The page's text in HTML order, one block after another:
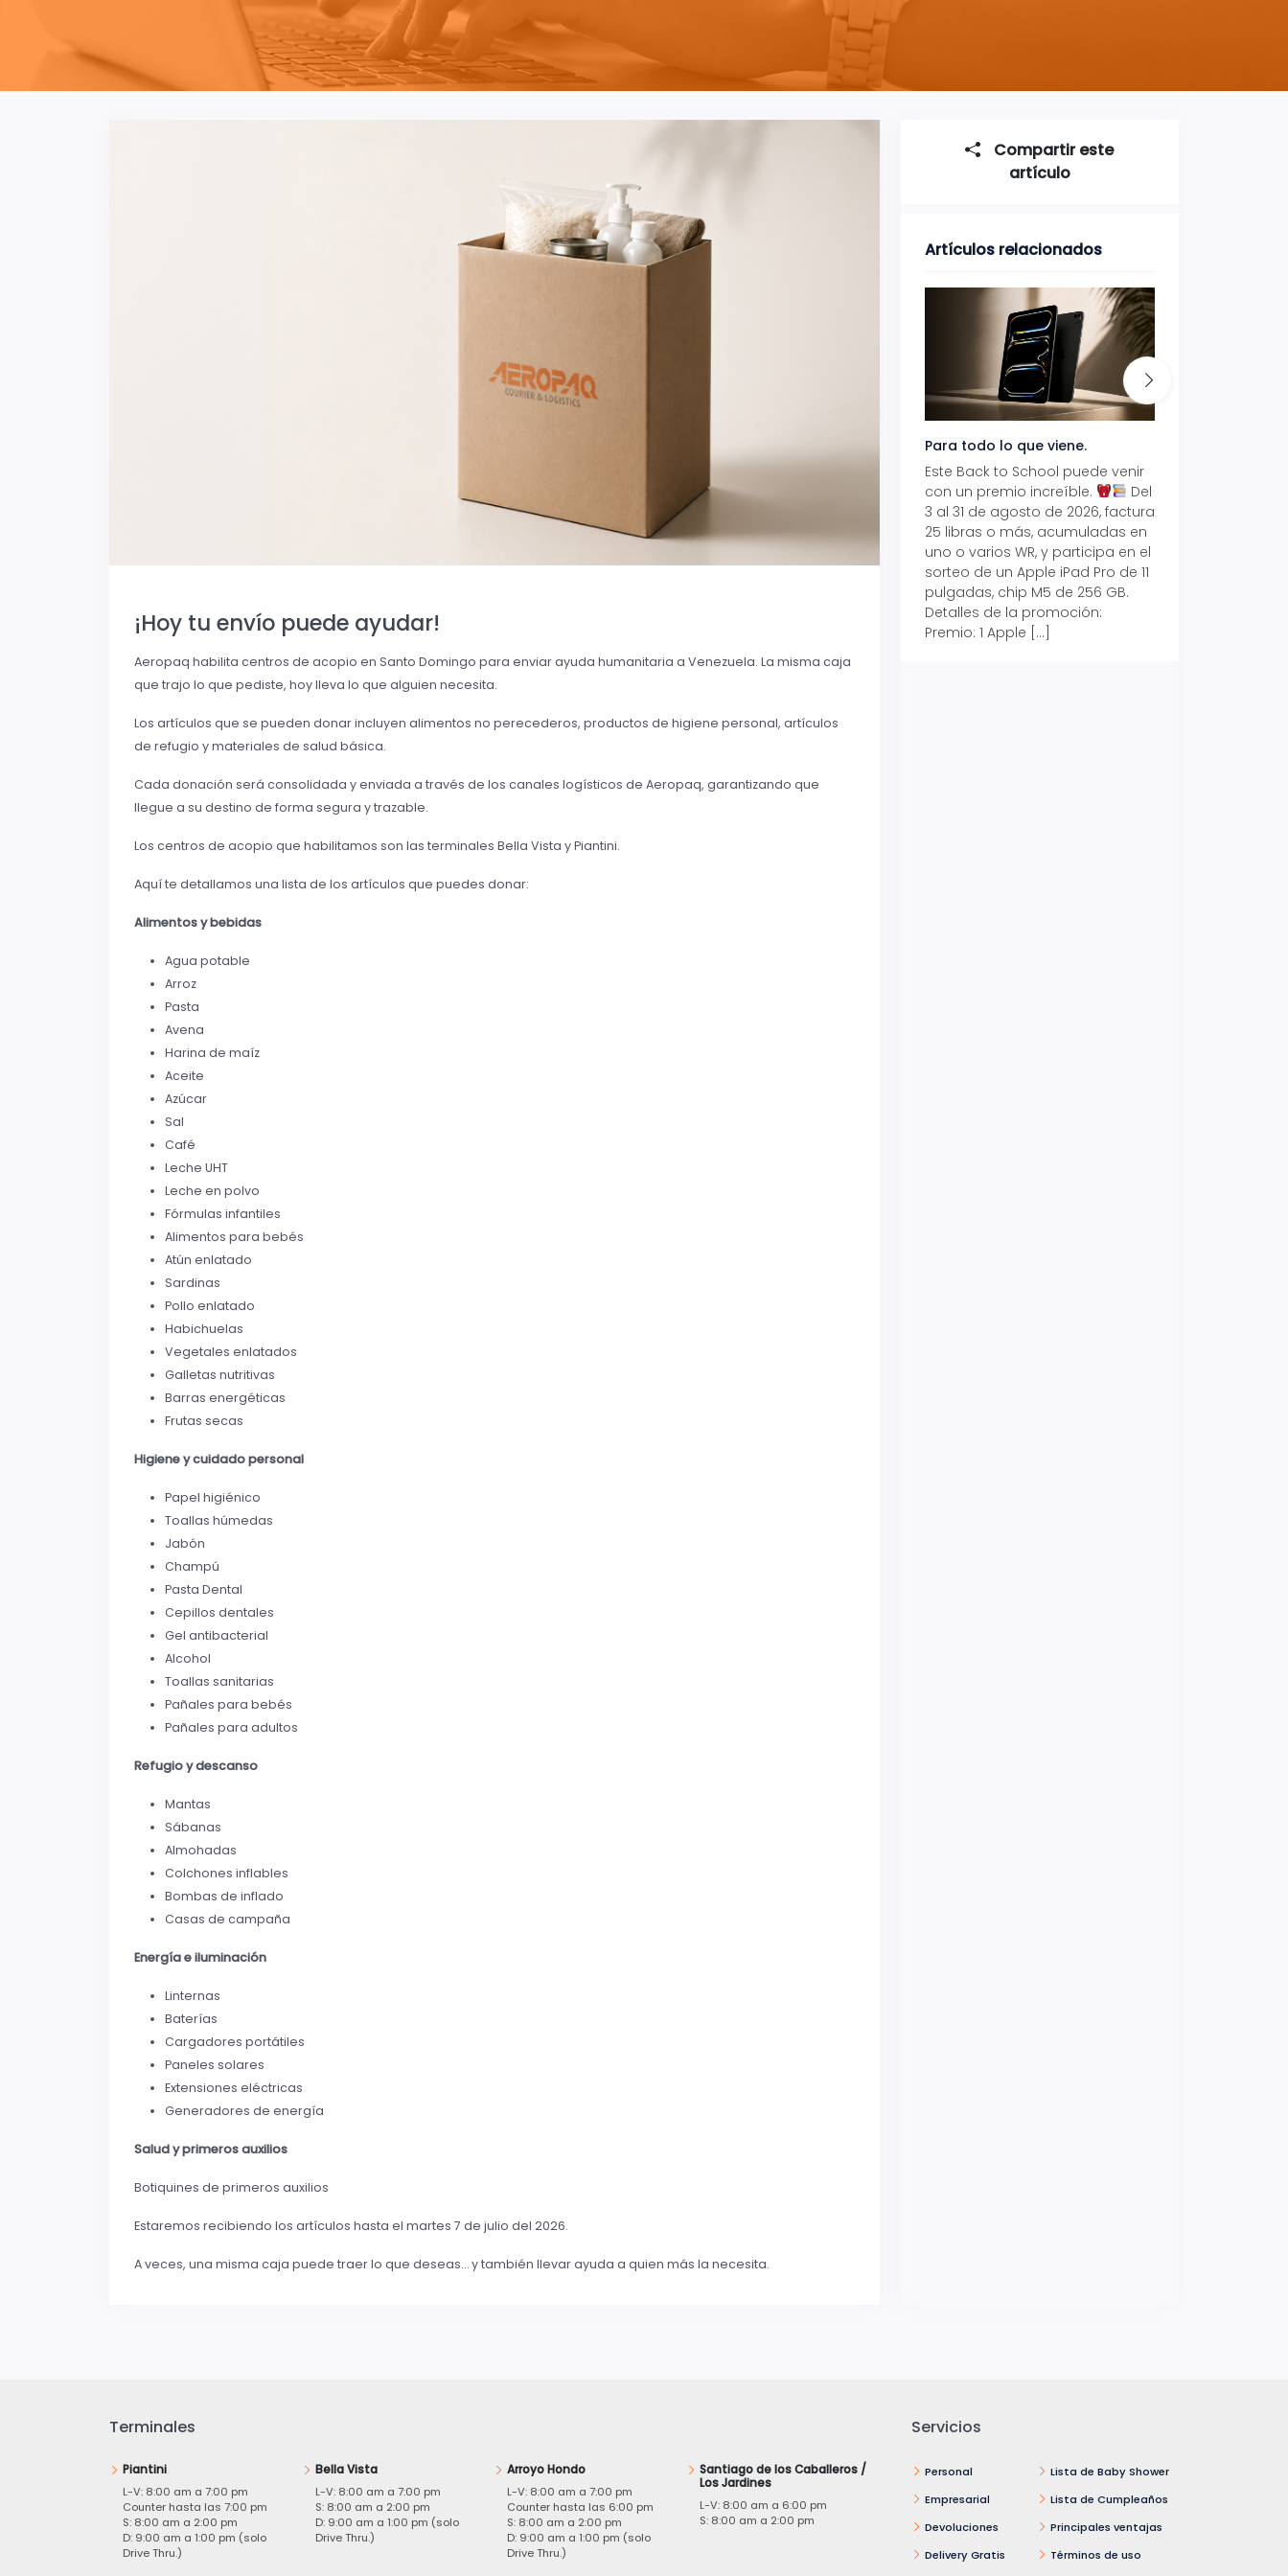
¡Hoy tu envío puede ayudar!
Aeropaq habilita centros de acopio en Santo Domingo para enviar ayuda humanitaria a Venezuela. La misma caja
que trajo lo que pediste, hoy lleva lo que alguien necesita.
Los artículos que se pueden donar incluyen alimentos no perecederos, productos de higiene personal, artículos
de refugio y materiales de salud básica.
Cada donación será consolidada y enviada a través de los canales logísticos de Aeropaq, garantizando que
llegue a su destino de forma segura y trazable.
Los centros de acopio que habilitamos son las terminales Bella Vista y Piantini.
Aquí te detallamos una lista de los artículos que puedes donar:
Alimentos y bebidas
Agua potable
Arroz
Pasta
Avena
Harina de maíz
Aceite
Azúcar
Sal
Café
Leche UHT
Leche en polvo
Fórmulas infantiles
Alimentos para bebés
Atún enlatado
Sardinas
Pollo enlatado
Habichuelas
Vegetales enlatados
Galletas nutritivas
Barras energéticas
Frutas secas
Higiene y cuidado personal
Papel higiénico
Toallas húmedas
Jabón
Champú
Pasta Dental
Cepillos dentales
Gel antibacterial
Alcohol
Toallas sanitarias
Pañales para bebés
Pañales para adultos
Refugio y descanso
Mantas
Sábanas
Almohadas
Colchones inflables
Bombas de inflado
Casas de campaña
Energía e iluminación
Linternas
Baterías
Cargadores portátiles
Paneles solares
Extensiones eléctricas
Generadores de energía
Salud y primeros auxilios
Botiquines de primeros auxilios
Estaremos recibiendo los artículos hasta el martes 7 de julio del 2026.
A veces, una misma caja puede traer lo que deseas… y también llevar ayuda a quien más la necesita.
Compartir este
artículo
Artículos relacionados
Para todo lo que viene.
Este Back to School puede venir
con un premio increíble.
Del
3 al 31 de agosto de 2026, factura
25 libras o más, acumuladas en
uno o varios WR, y participa en el
sorteo de un Apple iPad Pro de 11
pulgadas, chip M5 de 256 GB.
Detalles de la promoción:
Premio: 1 Apple […]
Terminales
Piantini
L-V: 8:00 am a 7:00 pm
Counter hasta las 7:00 pm
S: 8:00 am a 2:00 pm
D: 9:00 am a 1:00 pm (solo
Drive Thru.)
Bella Vista
L-V: 8:00 am a 7:00 pm
S: 8:00 am a 2:00 pm
D: 9:00 am a 1:00 pm (solo
Drive Thru.)
Arroyo Hondo
L-V: 8:00 am a 7:00 pm
Counter hasta las 6:00 pm
S: 8:00 am a 2:00 pm
D: 9:00 am a 1:00 pm (solo
Drive Thru.)
Santiago de los Caballeros /
Los Jardines
L-V: 8:00 am a 6:00 pm
S: 8:00 am a 2:00 pm
Servicios
Personal
Empresarial
Devoluciones
Delivery Gratis
Lista de Baby Shower
Lista de Cumpleaños
Principales ventajas
Términos de uso